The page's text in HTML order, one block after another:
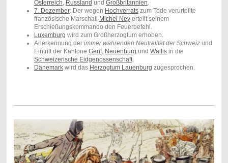
Österreich Russland und Großbritannien
7. Dezember: Der wegen Hochverratszum Tode verurteilte
französische Marschall Michel Neyerteilt seinem
Erschießungskommando den Feuerbefehl.
Luxemburg wird zum Großherzogtum erhoben.
Anerkennung der immer währenden Neutralität der Schweizund
Eintritt der Kantone Genf, Neuenburg und Wallisin die
Schweizerische Eidgenossenschaft.
Dänemarkwird das Herzogtum Lauenburg zugesprochen.